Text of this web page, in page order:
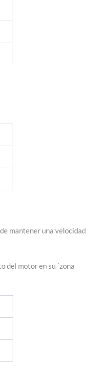
mantener una velocidad
del motor en su ´zona